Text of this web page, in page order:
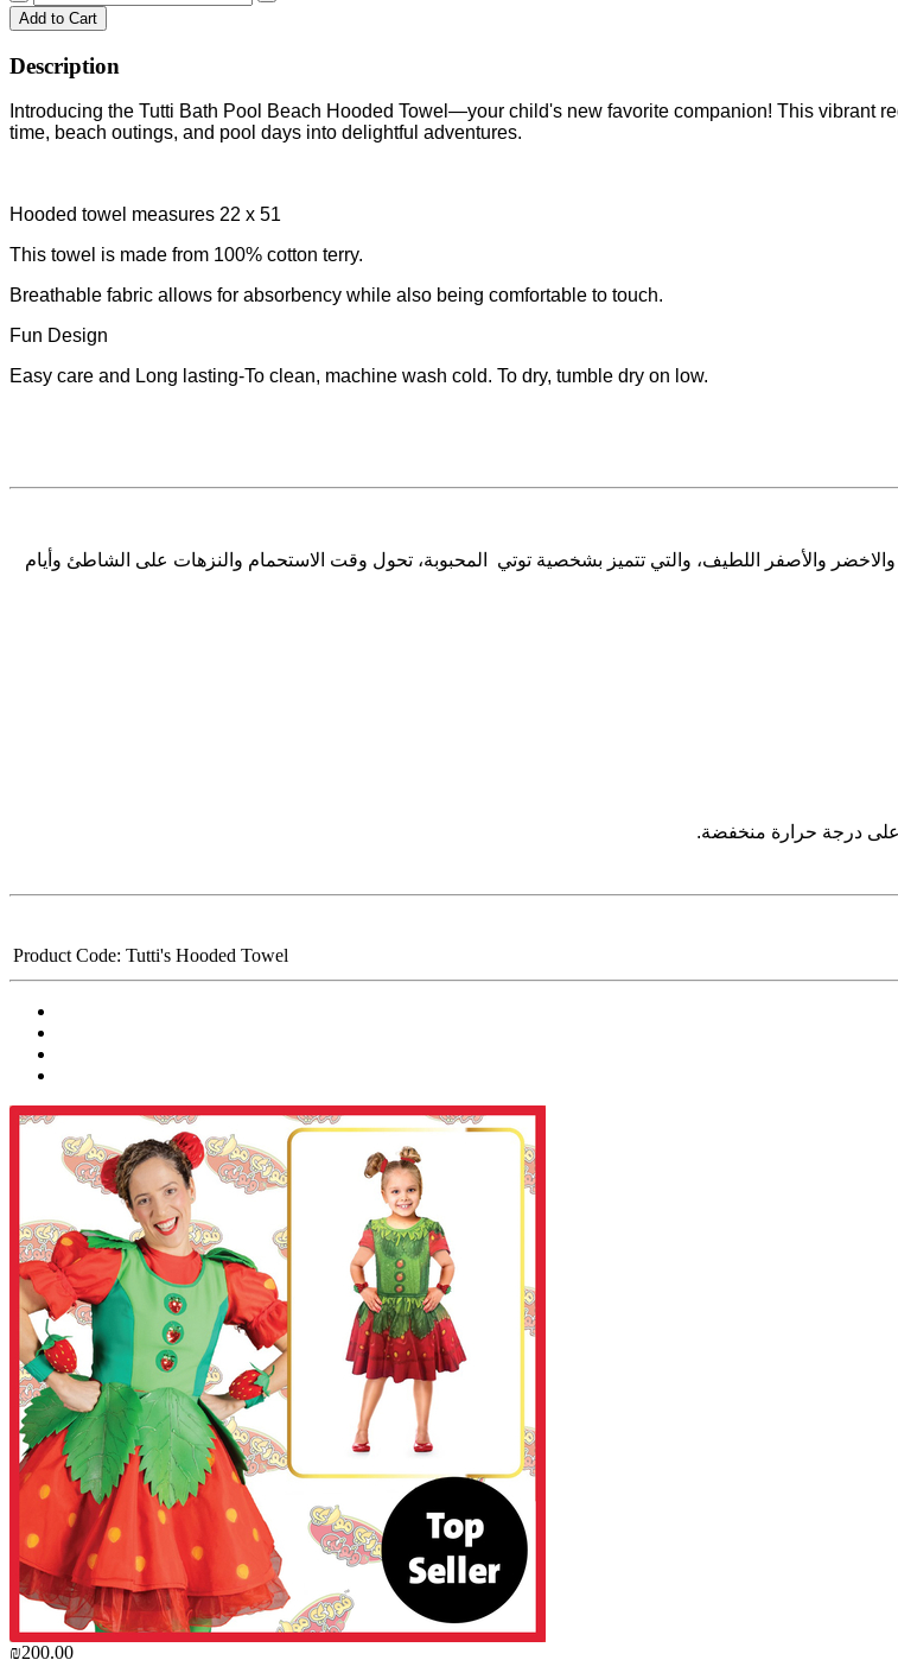
Add to Cart
Description
Introducing the Tutti Bath Pool Beach Hooded Towel—your child's new favorite companion! This vibrant
time, beach outings, and pool days into delightful adventures.
Hooded towel measures 22 x 51
This towel is made from 100% cotton terry.
Breathable fabric allows for absorbency while also being comfortable to touch.
Fun Design
Easy care and Long lasting-To clean, machine wash cold. To dry, tumble dry on low.
والاخضر والأصفر اللطيف، والتي تتميز بشخصية توتي المحبوبة، تحول وقت الاستحمام والنزهات على الشاطئ وأيام
على درجة حرارة منخفضة.
Product Code: Tutti's Hooded Towel
₪200.00